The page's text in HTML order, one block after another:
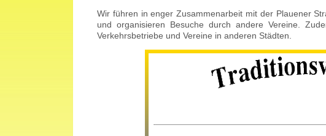
Wir führen in enger Zusammenarbeit mit der Plauener
und organisieren Besuche durch andere Vereine.
Verkehrsbetriebe und Vereine in anderen Städten.